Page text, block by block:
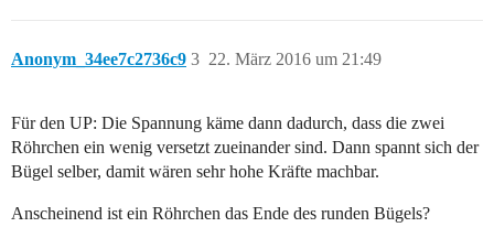
Anonym_34ee7c2736c9 22. März 2016 um 21:49
3
Für den UP: Die Spannung käme dann dadurch, dass die zwei
Röhrchen ein wenig versetzt zueinander sind. Dann spannt sich der
Bügel selber, damit wären sehr hohe Kräfte machbar.
Anscheinend ist ein Röhrchen das Ende des runden Bügels?